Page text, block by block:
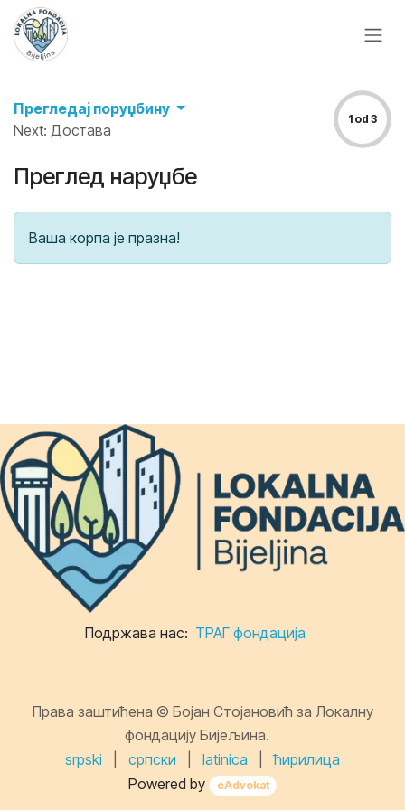
Skip to Content
Прегледај поруџбину
Next: Достава
1 od 3
Преглед наруџбе
Ваша корпа је празна!
Подржава нас: ТРАГ фондација
Права заштићена © Бојан Стојановић за Локалну
фондацију Бијељина.
srpski
српски latinica
ћирилица
Powered by
eAdvokat